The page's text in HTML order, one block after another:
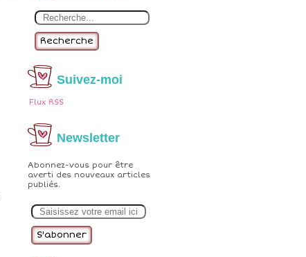
Recherche
Suivez-moi
Flux RSS
Newsletter
Abonnez-vous pour être
averti des nouveaux articles
publiés.
m